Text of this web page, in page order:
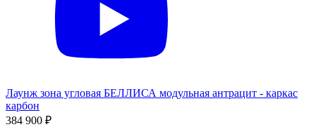
Лаунж зона угловая БЕЛЛИСА модульная антрацит - каркас
карбон
384 900 ₽